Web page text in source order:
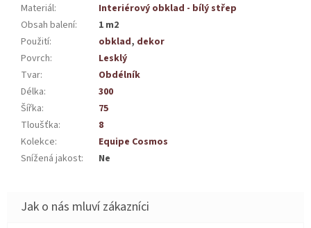
Materiál:
Interiérový obklad - bílý střep
Obsah balení:
1 m2
Použití: obklad, dekor
Povrch:
Lesklý
Tvar:
Obdélník
Délka:
300
Šířka:
75
Tloušťka:
8
Kolekce:
Equipe Cosmos
Snížená jakost: Ne